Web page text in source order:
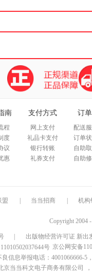
南
程
度
议
惠
支付方式
网上支付
礼品卡支付
银行转账
礼券支付
订
配送
订单
自助
自助
盟 当当招商 机构
Copyright 2004
出版物经营许可证 新出
京公网安备
信息举报电话：4001066666-5
京当当科文电子商务有限公司